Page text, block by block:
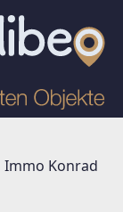
Immo Konrad